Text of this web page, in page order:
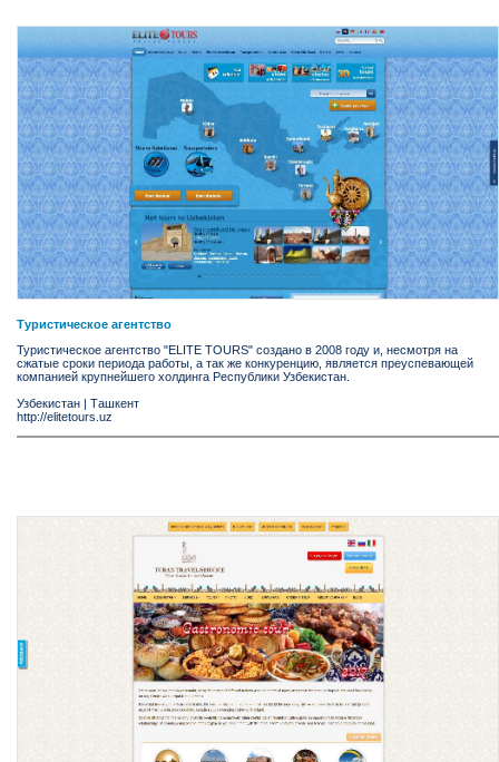
Туристическое агентство
Туристическое агентство "ELITE TOURS" создано в 2008 году и, несмотря на
сжатые сроки периода работы, а так же конкуренцию, является преуспевающей
компанией крупнейшего холдинга Республики Узбекистан.
Узбекистан
Ташкент
http://elitetours.uz